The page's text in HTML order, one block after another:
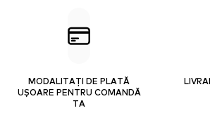
MODALITAȚI DE PLATĂ
UȘOARE PENTRU COMANDĂ
TA